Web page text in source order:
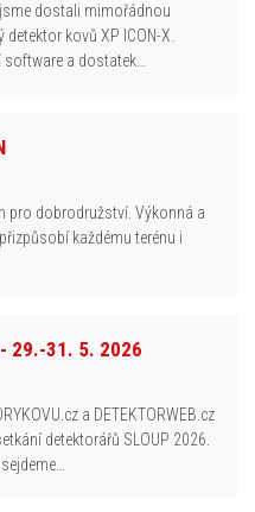
jsme dostali mimořádnou
kovů XP ICON-X.
a dostatek…
pro dobrodružství. Výkonná a
každému terénu i
29.-31. 5. 2026
a DETEKTORWEB.cz
detektorářů SLOUP 2026.